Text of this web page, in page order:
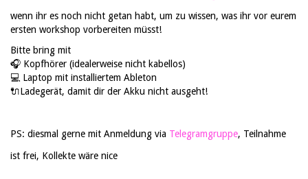
wenn ihr es noch nicht getan habt, um zu wissen, was ihr vor eurem
ersten workshop vorbereiten müsst!
Bitte bring mit
🎧 Kopfhörer (idealerweise nicht kabellos)
💻 Laptop mit installiertem Ableton
🔌Ladegerät, damit dir der Akku nicht ausgeht!
PS: diesmal gerne mit Anmeldung via Telegramgruppe, Teilnahme
ist frei, Kollekte wäre nice